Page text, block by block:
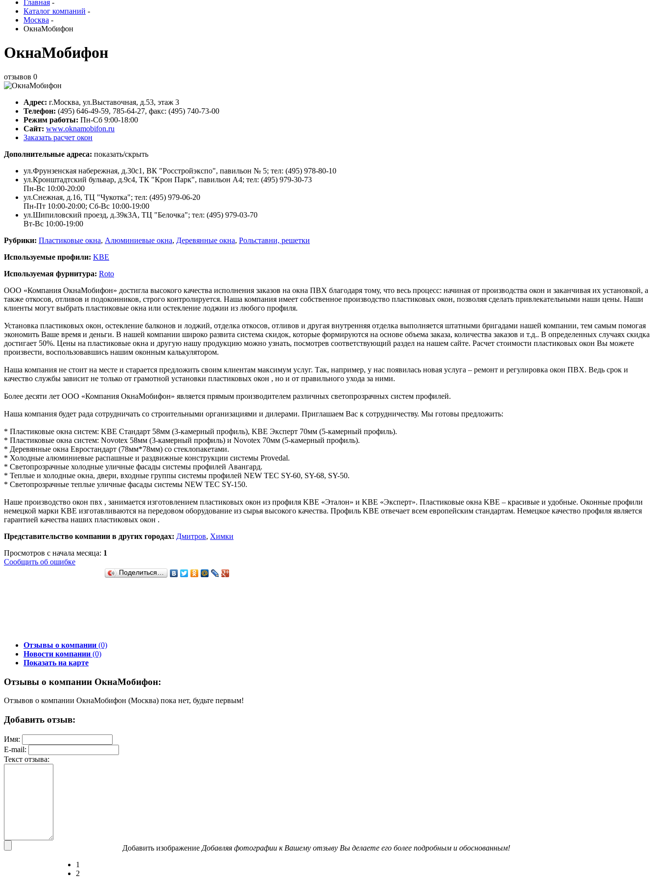
Главная -
Каталог компаний -
Москва -
ОкнаМобифон
ОкнаМобифон
отзывов 0
Адрес: г.Москва, ул.Выставочная, д.53, этаж 3
Телефон: (495) 646-49-59, 785-64-27, факс: (495) 740-73-00
Режим работы: Пн-Сб 9:00-18:00
Сайт: www.oknamobifon.ru
Заказать расчет окон
Дополнительные адреса: показать/скрыть
ул.Фрунзенская набережная, д.30с1, ВК "Росстройэкспо", павильон № 5; тел: (495) 978-80-10
ул.Кронштадтский бульвар, д.9с4, ТК "Крон Парк", павильон А4; тел: (495) 979-30-73
Пн-Вс 10:00-20:00
ул.Снежная, д.16, ТЦ "Чукотка"; тел: (495) 979-06-20
Пн-Пт 10:00-20:00; Сб-Вс 10:00-19:00
ул.Шипиловский проезд, д.39к3А, ТЦ "Белочка"; тел: (495) 979-03-70
Вт-Вс 10:00-19:00
Рубрики: Пластиковые окна, Алюминиевые окна, Деревянные окна, Рольставни, решетки
Используемые профили: KBE
Используемая фурнитура: Roto
ООО «Компания ОкнаМобифон» достигла высокого качества исполнения заказов на окна ПВХ благодаря тому, что весь процесс: начиная от производства окон и заканчивая их установкой, а
также откосов, отливов и подоконников, строго контролируется. Наша компания имеет собственное производство пластиковых окон, позволяя сделать привлекательными наши цены. Наши
клиенты могут выбрать пластиковые окна или остекление лоджии из любого профиля.
Установка пластиковых окон, остекление балконов и лоджий, отделка откосов, отливов и другая внутренняя отделка выполняется штатными бригадами нашей компании, тем самым помогая
экономить Ваше время и деньги. В нашей компании широко развита система скидок, которые формируются на основе объема заказа, количества заказов и т.д.. В определенных случаях скидка
достигает 50%. Цены на пластиковые окна и другую нашу продукцию можно узнать, посмотрев соответствующий раздел на нашем сайте. Расчет стоимости пластиковых окон Вы можете
произвести, воспользовавшись нашим оконным калькулятором.
Наша компания не стоит на месте и старается предложить своим клиентам максимум услуг. Так, например, у нас появилась новая услуга – ремонт и регулировка окон ПВХ. Ведь срок и
качество службы зависит не только от грамотной установки пластиковых окон , но и от правильного ухода за ними.
Более десяти лет ООО «Компания ОкнаМобифон» является прямым производителем различных светопрозрачных систем профилей.
Наша компания будет рада сотрудничать со строительными организациями и дилерами. Приглашаем Вас к сотрудничеству. Мы готовы предложить:
* Пластиковые окна систем: KBE Стандарт 58мм (3-камерный профиль), KBE Эксперт 70мм (5-камерный профиль).
* Пластиковые окна систем: Novotex 58мм (3-камерный профиль) и Novotex 70мм (5-камерный профиль).
* Деревянные окна Евростандарт (78мм*78мм) со стеклопакетами.
* Холодные алюминиевые распашные и раздвижные конструкции системы Provedal.
* Светопрозрачные холодные уличные фасады системы профилей Авангард.
* Теплые и холодные окна, двери, входные группы системы профилей NEW TEC SY-60, SY-68, SY-50.
* Светопрозрачные теплые уличные фасады системы NEW TEC SY-150.
Наше производство окон пвх , занимается изготовлением пластиковых окон из профиля KBE «Эталон» и KBE «Эксперт». Пластиковые окна KBE – красивые и удобные. Оконные профили
немецкой марки KBE изготавливаются на передовом оборудование из сырья высокого качества. Профиль KBE отвечает всем европейским стандартам. Немецкое качество профиля является
гарантией качества наших пластиковых окон .
Представительство компании в других городах: Дмитров, Химки
Просмотров с начала месяца: 1
Сообщить об ошибке
Поделиться…
Отзывы о компании (0)
Новости компании (0)
Показать на карте
Отзывы о компании ОкнаМобифон:
Отзывов о компании ОкнаМобифон (Москва) пока нет, будьте первым!
Добавить отзыв:
Имя:
E-mail:
Текст отзыва:
Добавить изображение Добавляя фотографии к Вашему отзыву Вы делаете его более подробным и обоснованным!
1
2